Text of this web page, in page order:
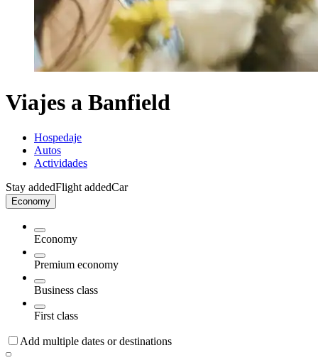
Viajes a Banfield
Hospedaje
Autos
Actividades
Stay addedFlight addedCar
Economy
Economy
Premium economy
Business class
First class
Add multiple dates or destinations